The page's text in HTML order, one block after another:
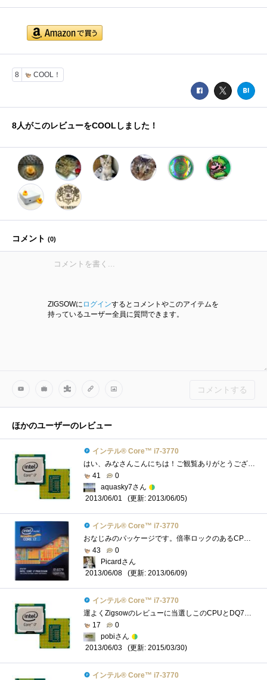
8 COOL！
8人がこのレビューをCOOLしました！
コメント (0)
ZIGSOWに ログインするとコメントやこのアイテムを
持っているユーザー全員に質問できます。
コメントする
ほかのユーザーのレビュー
インテル® Core™ i7-3770
はい、みなさんこんにちは！ご観覧ありがとうございます。今回は、「IntelCorei7-3770」をご紹介したいと思います。 ☆こいつとの運命的な出会い�...
41
0
aquasky7さん
2013/06/01
(更新: 2013/06/05)
インテル® Core™ i7-3770
おなじみのパッケージです。倍率ロックのあるCPUは、Core2QuadQ6600以来なので、実に6年ぶりです。しかも、バンドルされているCPUクーラーを使った�...
43
0
Picardさん
2013/06/08
(更新: 2013/06/09)
インテル® Core™ i7-3770
運よくZigsowのレビューに当選しこのCPUとDQ77MKにてレビューをしました。 Corei7自体はMacBookProに搭載されているので使ったことはあるのですがノー�...
17
0
pobiさん
2013/06/03
(更新: 2015/03/30)
インテル® Core™ i7-3770